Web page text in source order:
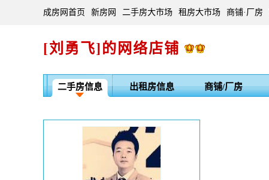
成房网首页 新房网 二手房大市场 租房大市场 商铺·厂房
[刘勇飞]的网络店铺
二手房信息 出租房信息 商铺/厂房